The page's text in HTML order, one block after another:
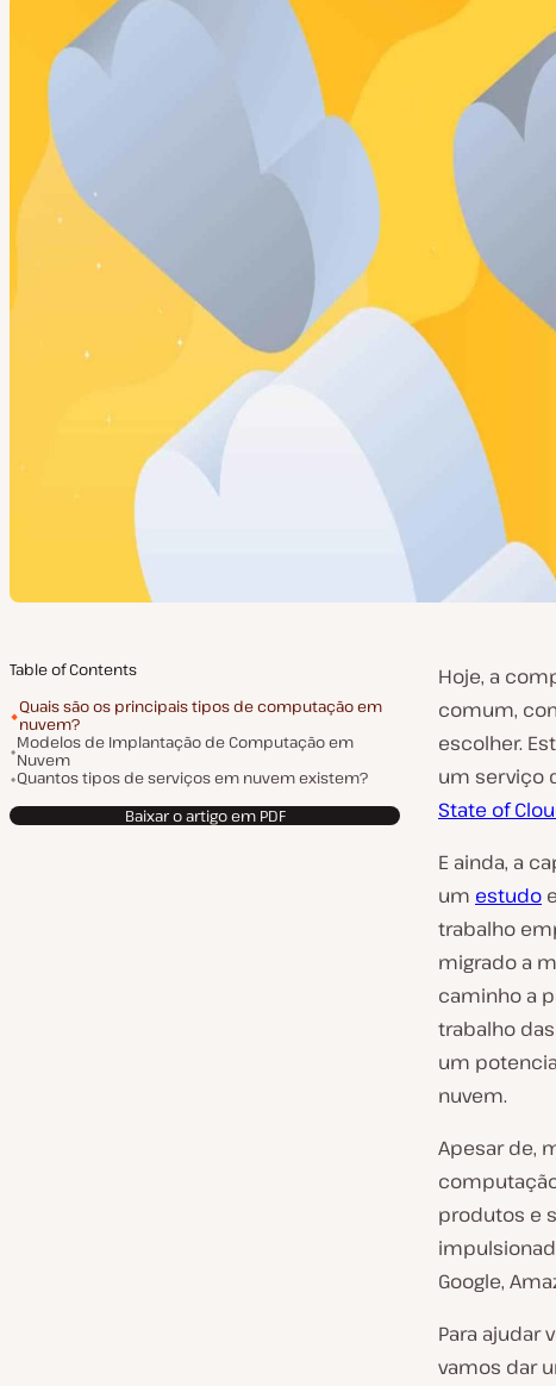
Table of Contents
Quais são os principais tipos de computação em
nuvem?
Modelos de Implantação de Computação em
Nuvem
Quantos tipos de serviços em nuvem existem?
Baixar o artigo em PDF
Hoje, a
comum,
escolher.
um serviço
State of
E ainda, a
um estudo
trabalho
migrado a
caminho a
trabalho
um
nuvem.
Apesar de,
produtos e
Google,
Para ajudar
vamos dar